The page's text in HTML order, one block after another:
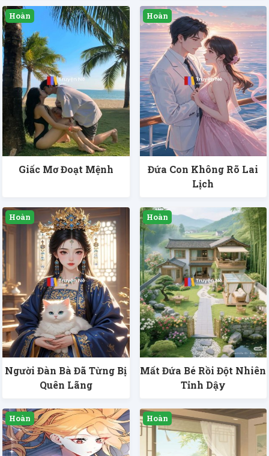
Giấc Mơ Đoạt Mệnh
Đứa Con Không Rõ Lai
Lịch
Người Đàn Bà Đã Từng Bị
Quên Lãng
Mất Đứa Bé Rồi Đột Nhiên
Tỉnh Dậy